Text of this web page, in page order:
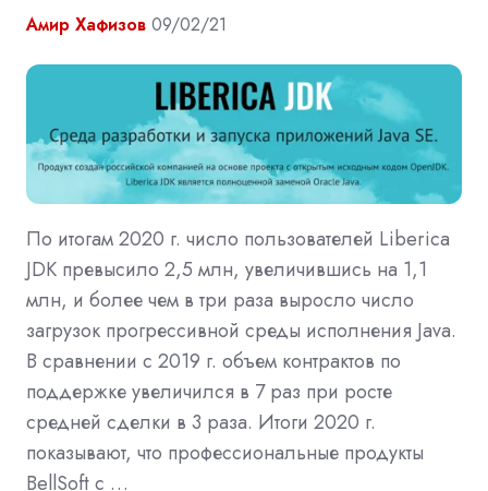
Амир Хафизов 09/02/21
По итогам 2020 г. число пользователей Liberica
JDK превысило 2,5 млн, увеличившись на 1,1
млн, и более чем в три раза выросло число
загрузок прогрессивной среды исполнения Java.
В сравнении с 2019 г. объем контрактов по
поддержке увеличился в 7 раз при росте
средней сделки в 3 раза. Итоги 2020 г.
показывают, что профессиональные продукты
BellSoft с …